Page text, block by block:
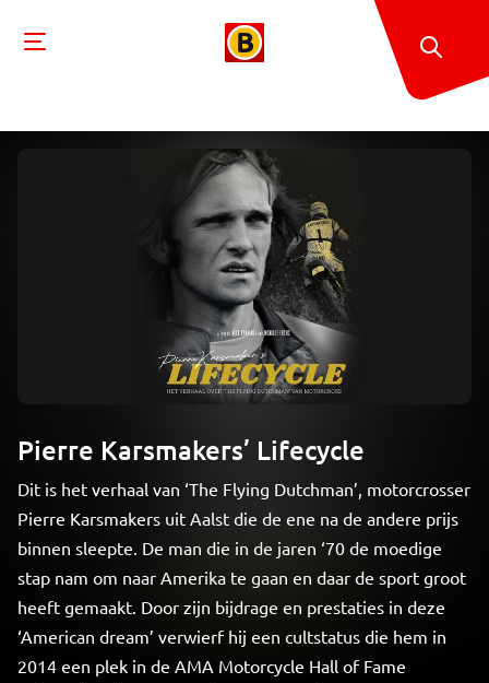
Pierre Karsmakers’ Lifecycle
Dit is het verhaal van ‘The Flying Dutchman’, motorcrosser
Pierre Karsmakers uit Aalst die de ene na de andere prijs
binnen sleepte. De man die in de jaren ‘70 de moedige
stap nam om naar Amerika te gaan en daar de sport groot
heeft gemaakt. Door zijn bijdrage en prestaties in deze
‘American dream’ verwierf hij een cultstatus die hem in
2014 een plek in de AMA Motorcycle Hall of Fame